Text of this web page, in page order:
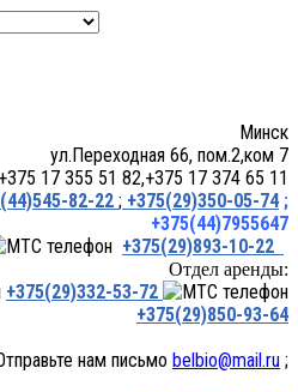
ул.Переходная 66, пом.2,ком 7
17 355 51 82,+375 17 374 65 11
82-22 ; +375(29)350-05-74 ;
+375(44)7955647
+375(29)893-10-22
Отдел аренды:
+375(29)332-53-72
+375(29)850-93-64
belbio@mail.ru ;